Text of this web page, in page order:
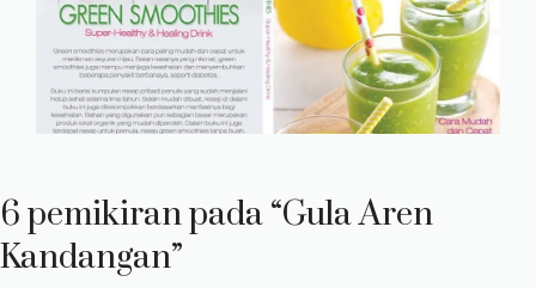
6 pemikiran pada “Gula Aren
Kandangan”